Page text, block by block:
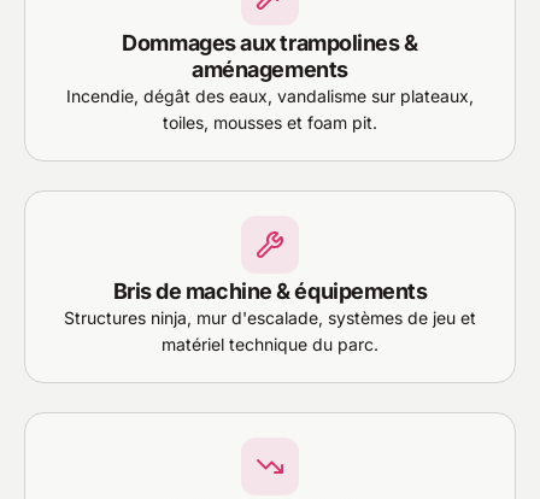
Dommages aux trampolines &
aménagements
Incendie, dégât des eaux, vandalisme sur plateaux,
toiles, mousses et foam pit.
Bris de machine & équipements
Structures ninja, mur d'escalade, systèmes de jeu et
matériel technique du parc.